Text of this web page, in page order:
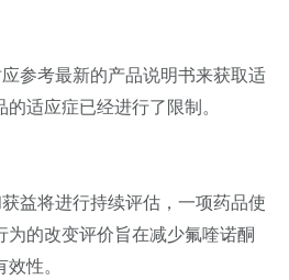
考最新的产品说明书来获取适
适应症已经进行了限制。
将进行持续评估，一项药品使
为的改变评价旨在减少氟喹诺酮
性。